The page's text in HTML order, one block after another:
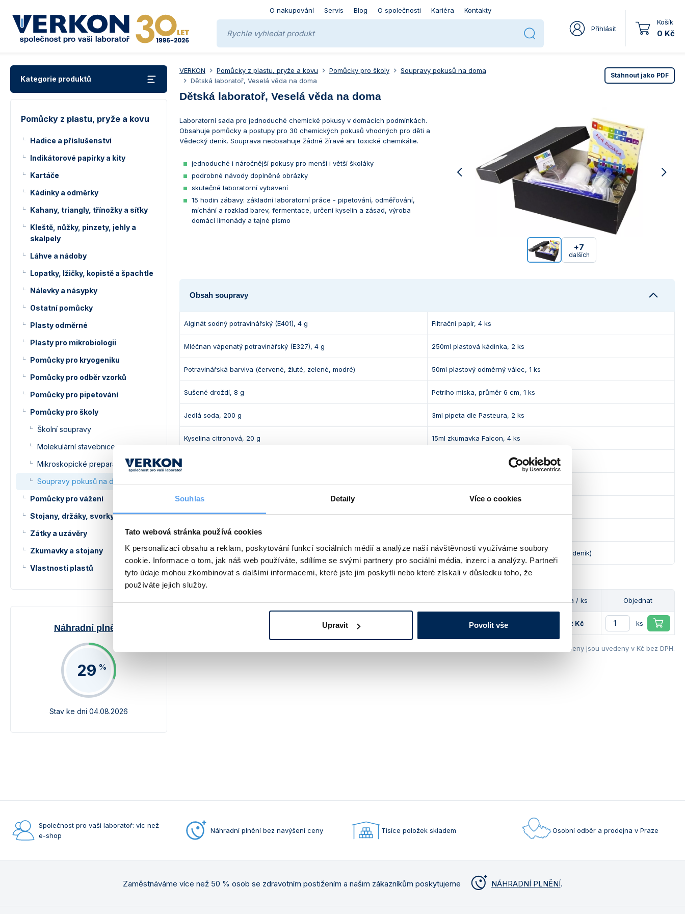
Souhlas Detaily Více o cookies
Tato webová stránka používá cookies
K personalizaci obsahu a reklam, poskytování funkcí sociálních médií a analýze naší návštěvnosti využíváme soubory
cookie. Informace o tom, jak náš web používáte, sdílíme se svými partnery pro sociální média, inzerci a analýzy. Partneři
tyto údaje mohou zkombinovat s dalšími informacemi, které jste jim poskytli nebo které získali v důsledku toho, že
používáte jejich služby.
Upravit Povolit vše
O nakupování Servis Blog O společnosti Kariéra Kontakty
Přihlásit
Košík
0 Kč
Kategorie produktů
Pomůcky z plastu, pryže a kovu
Hadice a příslušenství
Indikátorové papírky a kity
Kartáče
Kádinky a odměrky
Kahany, triangly, třínožky a síťky
Kleště, nůžky, pinzety, jehly a
skalpely
Láhve a nádoby
Lopatky, lžičky, kopistě a špachtle
Nálevky a násypky
Ostatní pomůcky
Plasty odměrné
Plasty pro mikrobiologii
Pomůcky pro kryogeniku
Pomůcky pro odběr vzorků
Pomůcky pro pipetování
Pomůcky pro školy
Školní soupravy
Molekulární stavebnice
Mikroskopické preparáty
Soupravy pokusů na doma
Pomůcky pro vážení
Stojany, držáky, svorky a kruhy
Zátky a uzávěry
Zkumavky a stojany
Vlastnosti plastů
Náhradní plnění
29 %
Stav ke dni 04.08.2026
VERKON Pomůcky z plastu, pryže a kovu Pomůcky pro školy
Soupravy pokusů na doma
Dětská laboratoř, Veselá věda na doma
Stáhnout jako PDF
Dětská laboratoř, Veselá věda na doma
+7
dalších
Laboratorní sada pro jednoduché chemické pokusy v domácích podmínkách.
Obsahuje pomůcky a postupy pro 30 chemických pokusů vhodných pro děti a
Vědecký deník. Souprava neobsahuje žádné žíravé ani toxické chemikálie.
jednoduché i náročnější pokusy pro menší i větší školáky
podrobné návody doplněné obrázky
skutečné laboratorní vybavení
15 hodin zábavy: základní laboratorní práce - pipetování, odměřování,
míchání a rozklad barev, fermentace, určení kyselin a zásad, výroba
domácí limonády a tajné písmo
Obsah soupravy
Alginát sodný potravinářský (E401), 4 g Filtrační papír, 4 ks
Mléčnan vápenatý potravinářský (E327), 4 g 250ml plastová kádinka, 2 ks
Potravinářská barviva (červené, žluté, zelené, modré) 50ml plastový odměrný válec, 1 ks
Sušené droždí, 8 g Petriho miska, průměr 6 cm, 1 ks
Jedlá soda, 200 g 3ml pipeta dle Pasteura, 2 ks
Kyselina citronová, 20 g 15ml zkumavka Falcon, 4 ks
50ml zkumavka Falcon, 2 ks
pH papírky, 10 ks Stojan na zkumavky
Ochranné rukavice, 1 pár
Nafukovací balónek, 1 ks Pracovní sešit Náměty na pokusy (Vědecký deník)
Cena / ks Objednat
Dětská laboratoř, Veselá věda na doma 822 Kč ks
Ceny jsou uvedeny v Kč bez DPH.
Společnost pro vaši laboratoř: víc než
e-shop
Náhradní plnění bez navýšení ceny Tisíce položek skladem Osobní odběr a prodejna v Praze
Zaměstnáváme více než 50 % osob se zdravotním postižením a našim zákazníkům poskytujeme NÁHRADNÍ PLNĚNÍ.